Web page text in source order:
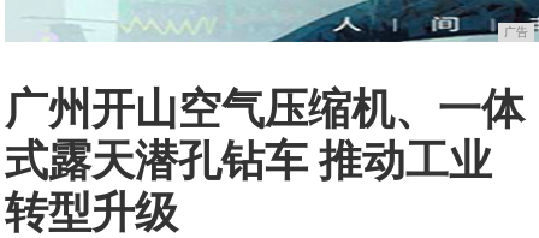
广告
广州开山空气压缩机、一体
式露天潜孔钻车 推动工业
转型升级